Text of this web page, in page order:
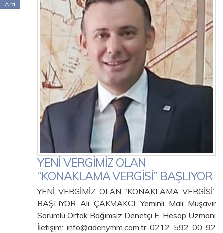
Ara
YENİ VERGİMİZ OLAN
“KONAKLAMA VERGİSİ” BAŞLIYOR
YENİ VERGİMİZ OLAN “KONAKLAMA VERGİSİ”
BAŞLIYOR Ali ÇAKMAKCI Yeminli Mali Müşavir
Sorumlu Ortak Bağımsız Denetçi E. Hesap Uzmanı
İletişim: info@adenymm.com.tr-0212 592 00 92